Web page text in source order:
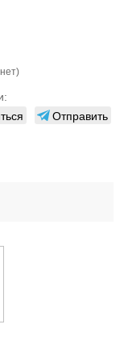
Отправить